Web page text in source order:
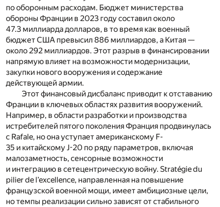
по оборонным расходам. Бюджет министерства
обороны Франции в 2023 году составил около
47.3 миллиарда долларов, в то время как военный
бюджет США превысил 886 миллиардов, а Китая —
около 292 миллиардов. Этот разрыв в финансировании
напрямую влияет на возможности модернизации,
закупки нового вооружения и содержание
действующей армии.
Этот финансовый дисбаланс приводит к отставанию
Франции в ключевых областях развития вооружений.
Например, в области разработки и производства
истребителей пятого поколения Франция продвинулась
с Rafale, но она уступает американскому F-
35 и китайскому J-20 по ряду параметров, включая
малозаметность, сенсорные возможности
и интеграцию в сетецентрическую войну. Stratégie du
pilier de l’excellence, направленная на повышение
французской военной мощи, имеет амбициозные цели,
но темпы реализации сильно зависят от стабильного